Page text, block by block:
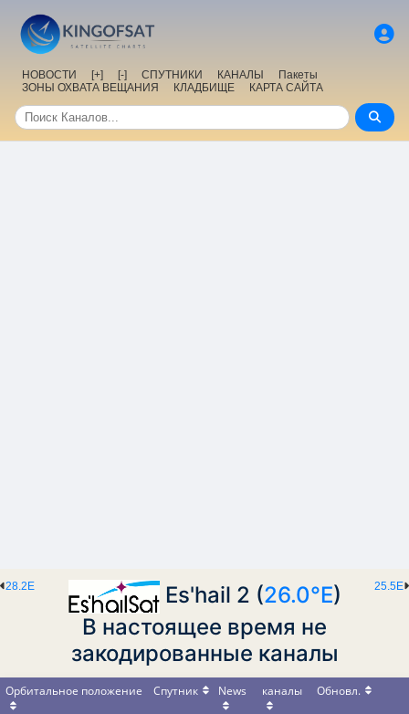
НОВОСТИ [+] [-] СПУТНИКИ КАНАЛЫ
Пакеты
ЗОНЫ ОХВАТА ВЕЩАНИЯ
КЛАДБИЩЕ КАРТА САЙТА
25.5E
28.2E Es'hail 2 (26.0°E)
В настоящее время не
закодированные каналы
Орбитальное положение Спутник News каналы Обновл.